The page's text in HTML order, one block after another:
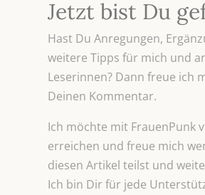
Jetzt bist Du
Hast Du Anregungen,
weitere Tipps für mich und
Leserinnen? Dann freue ich
Deinen Kommentar.
Ich möchte mit FrauenPunk
erreichen und freue mich
diesen Artikel teilst und
Ich bin Dir für jede